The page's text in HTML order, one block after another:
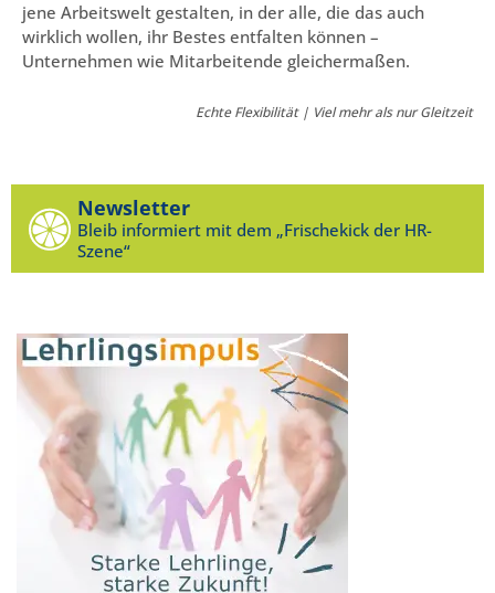
jene Arbeitswelt gestalten, in der alle, die das auch
wirklich wollen, ihr Bestes entfalten können –
Unternehmen wie Mitarbeitende gleichermaßen.
Echte Flexibilität | Viel mehr als nur Gleitzeit
Newsletter
Bleib informiert mit dem „Frischekick der HR-
Szene“